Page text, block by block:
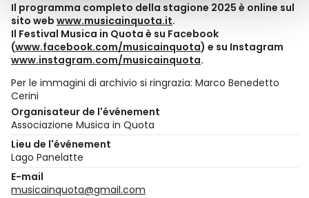
Il programma completo della stagione 2025 è online sul
sito web www.musicainquota.it.
Il Festival Musica in Quota è su Facebook
(www.facebook.com/musicainquota) e su Instagram
www.instagram.com/musicainquota.
Per le immagini di archivio si ringrazia: Marco Benedetto
Cerini
Organisateur de l'événement
Associazione Musica in Quota
Lieu de l'événement
Lago Panelatte
E-mail
musicainquota@gmail.com